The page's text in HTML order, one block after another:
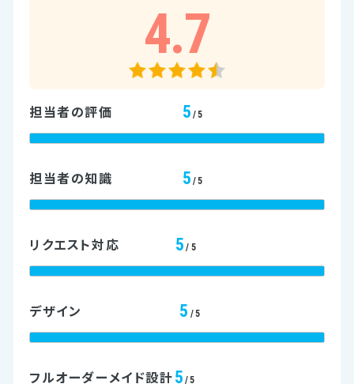
4.7
担当者の評価 5 /5
担当者の知識 5 /5
リクエスト対応 5/5
デザイン 5 /5
フルオーダーメイド設計 5 /5